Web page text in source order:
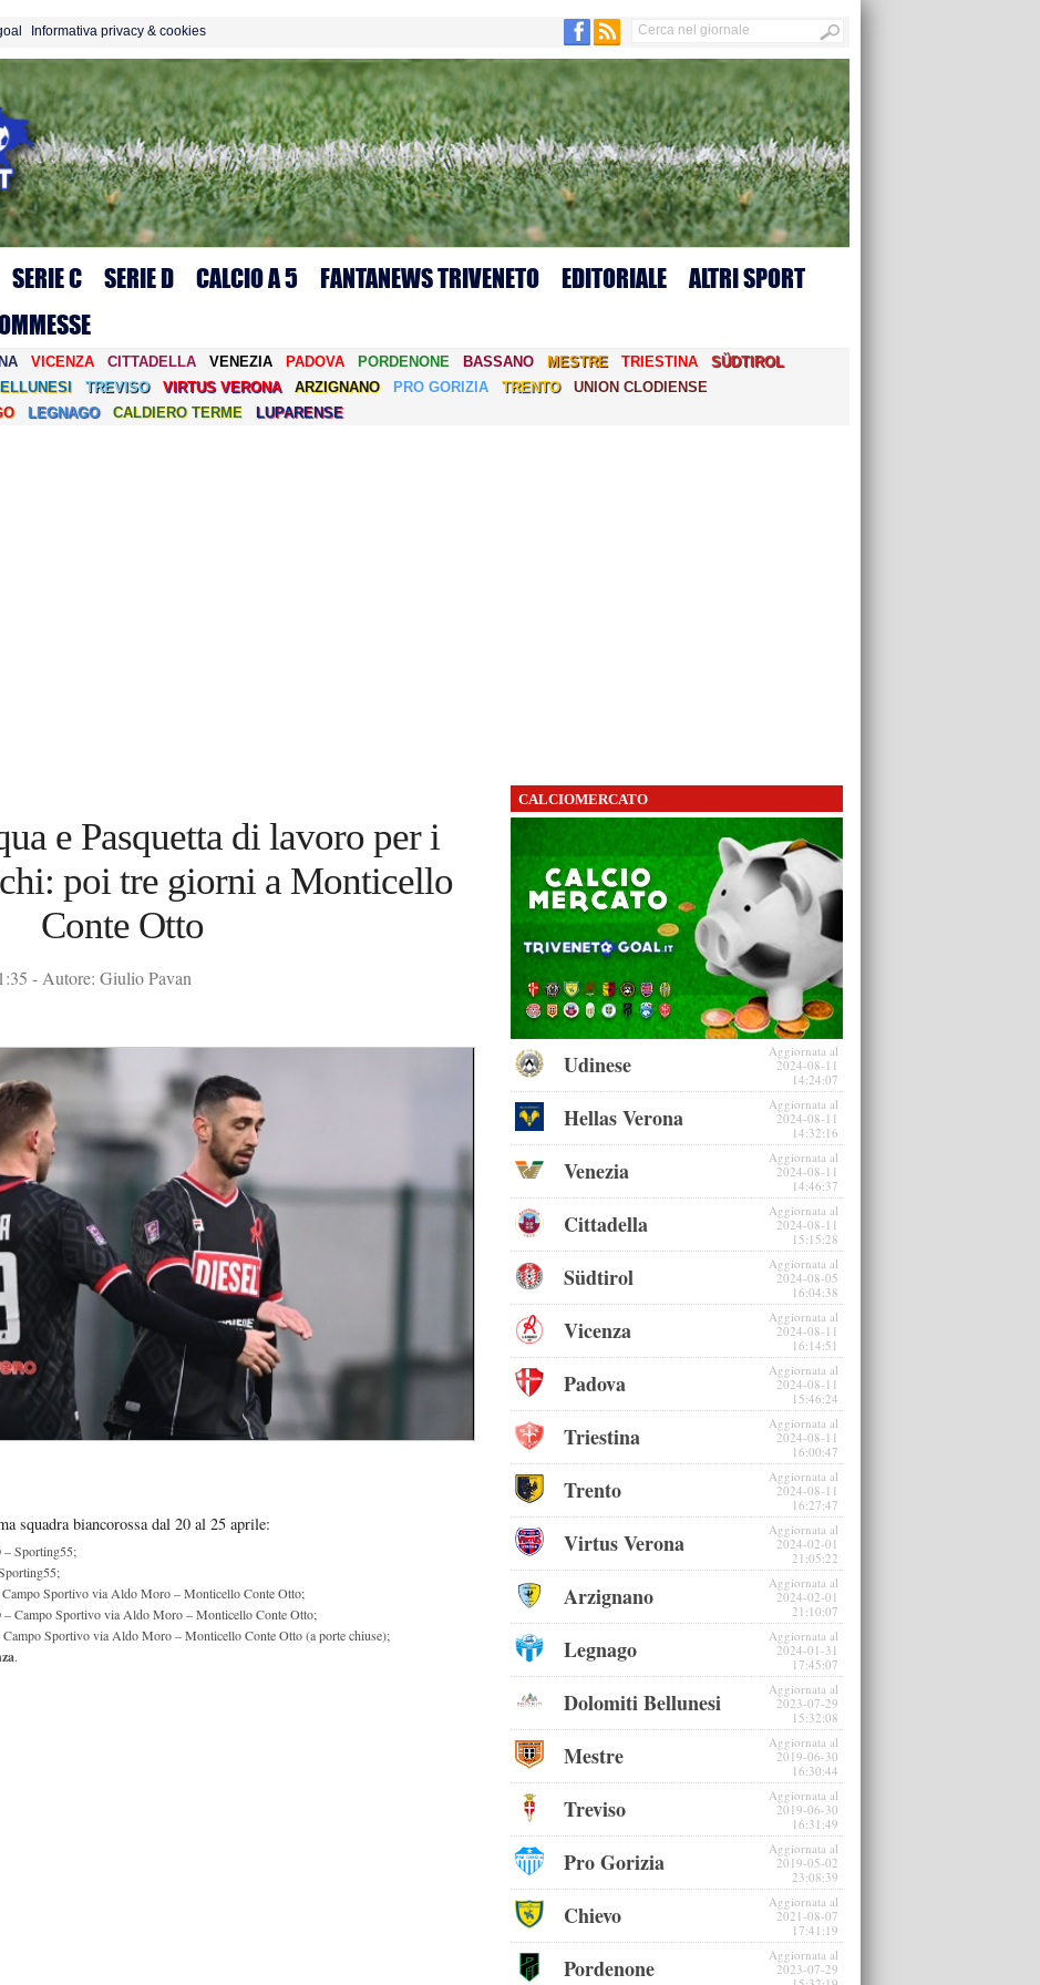
Informativa privacy & cookies
SERIE C SERIE D CALCIO A 5 FANTANEWS TRIVENETO EDITORIALE ALTRI SPORT
VICENZA CITTADELLA VENEZIA PADOVA PORDENONE BASSANO MESTRE TRIESTINA
SÜDTIROL
TREVISO VIRTUS VERONA ARZIGNANO PRO GORIZIA TRENTO
UNION CLODIENSE
LEGNAGO CALDIERO TERME LUPARENSE
e Pasquetta di lavoro per i
poi tre giorni a Monticello
Conte Otto
- Autore: Giulio Pavan
squadra biancorossa dal 20 al 25 aprile:
– Sporting55;
Sportivo via Aldo Moro – Monticello Conte Otto;
– Campo Sportivo via Aldo Moro – Monticello Conte Otto;
Sportivo via Aldo Moro – Monticello Conte Otto (a porte chiuse);
.
CALCIOMERCATO
Udinese
Aggiornata al
2024-08-11
14:24:07
Hellas Verona
Aggiornata al
2024-08-11
14:32:16
Venezia
Aggiornata al
2024-08-11
14:46:37
Cittadella
Aggiornata al
2024-08-11
15:15:28
Südtirol
Aggiornata al
2024-08-05
16:04:38
Vicenza
Aggiornata al
2024-08-11
16:14:51
Padova
Aggiornata al
2024-08-11
15:46:24
Triestina
Aggiornata al
2024-08-11
16:00:47
Trento
Aggiornata al
2024-08-11
16:27:47
Virtus Verona
Aggiornata al
2024-02-01
21:05:22
Arzignano
Aggiornata al
2024-02-01
21:10:07
Legnago
Aggiornata al
2024-01-31
17:45:07
Dolomiti Bellunesi
Aggiornata al
2023-07-29
15:32:08
Mestre
Aggiornata al
2019-06-30
16:30:44
Treviso
Aggiornata al
2019-06-30
16:31:49
Pro Gorizia
Aggiornata al
2019-05-02
23:08:39
Chievo
Aggiornata al
2021-08-07
17:41:19
Pordenone
Aggiornata al
2023-07-29